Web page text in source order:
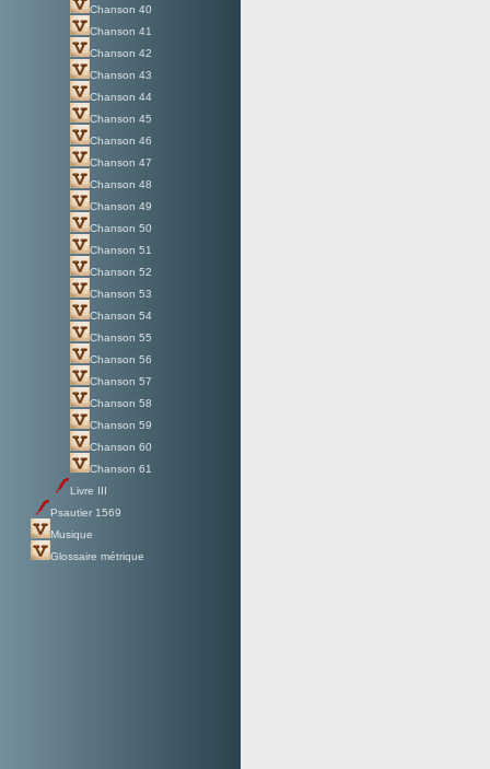
Chanson 40
Chanson 41
Chanson 42
Chanson 43
Chanson 44
Chanson 45
Chanson 46
Chanson 47
Chanson 48
Chanson 49
Chanson 50
Chanson 51
Chanson 52
Chanson 53
Chanson 54
Chanson 55
Chanson 56
Chanson 57
Chanson 58
Chanson 59
Chanson 60
Chanson 61
Livre III
Psautier 1569
Musique
Glossaire métrique